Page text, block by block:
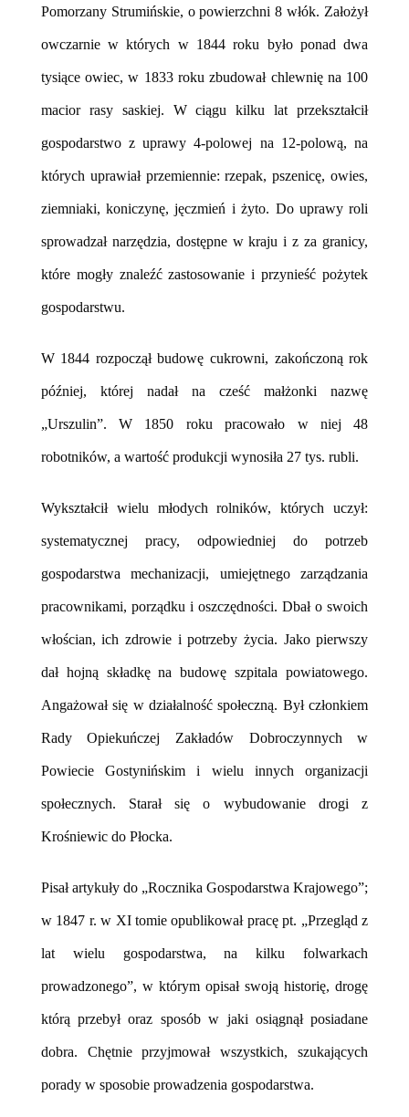
Pomorzany Strumińskie, o powierzchni 8 włók. Założył
owczarnie w których w 1844 roku było ponad dwa
tysiące owiec, w 1833 roku zbudował chlewnię na 100
macior rasy saskiej. W ciągu kilku lat przekształcił
gospodarstwo z uprawy 4-polowej na 12-polową, na
których uprawiał przemiennie: rzepak, pszenicę, owies,
ziemniaki, koniczynę, jęczmień i żyto. Do uprawy roli
sprowadzał narzędzia, dostępne w kraju i z za granicy,
które mogły znaleźć zastosowanie i przynieść pożytek
gospodarstwu.
W 1844 rozpoczął budowę cukrowni, zakończoną rok
później, której nadał na cześć małżonki nazwę
„Urszulin”. W 1850 roku pracowało w niej 48
robotników, a wartość produkcji wynosiła 27 tys. rubli.
Wykształcił wielu młodych rolników, których uczył:
systematycznej pracy, odpowiedniej do potrzeb
gospodarstwa mechanizacji, umiejętnego zarządzania
pracownikami, porządku i oszczędności. Dbał o swoich
włościan, ich zdrowie i potrzeby życia. Jako pierwszy
dał hojną składkę na budowę szpitala powiatowego.
Angażował się w działalność społeczną. Był członkiem
Rady Opiekuńczej Zakładów Dobroczynnych w
Powiecie Gostynińskim i wielu innych organizacji
społecznych. Starał się o wybudowanie drogi z
Krośniewic do Płocka.
Pisał artykuły do „Rocznika Gospodarstwa Krajowego”;
w 1847 r. w XI tomie opublikował pracę pt. „Przegląd z
lat wielu gospodarstwa, na kilku folwarkach
prowadzonego”, w którym opisał swoją historię, drogę
którą przebył oraz sposób w jaki osiągnął posiadane
dobra. Chętnie przyjmował wszystkich, szukających
porady w sposobie prowadzenia gospodarstwa.